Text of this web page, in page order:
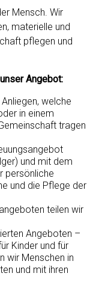
Mensch. Wir
materielle und
pflegen und
Angebot:
welche
in einem
tragen
und mit dem
persönliche
und die Pflege der
teilen wir
Angeboten –
Kinder und für
wir Menschen in
und mit ihren